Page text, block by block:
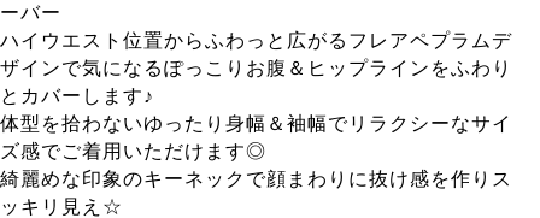
ーバー
ハイウエスト位置からふわっと広がるフレアペプラムデ
ザインで気になるぽっこりお腹＆ヒップラインをふわり
とカバーします♪
体型を拾わないゆったり身幅＆袖幅でリラクシーなサイ
ズ感でご着用いただけます◎
綺麗めな印象のキーネックで顔まわりに抜け感を作りス
ッキリ見え☆